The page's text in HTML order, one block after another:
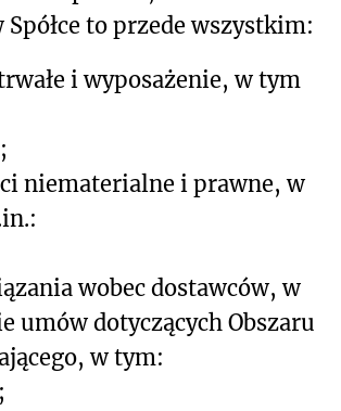
Spółce to przede wszystkim:
i wyposażenie, w tym
niematerialne i prawne, w
wobec dostawców, w
umów dotyczących Obszaru
w tym: